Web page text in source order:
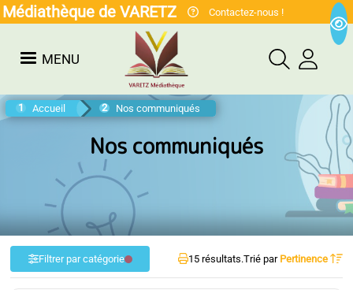
Médiathèque de VARETZ Contactez-nous !
MENU
Accueil Nos communiqués
Nos communiqués
Filtrer par catégorie 15 résultats.Trié par Pertinence